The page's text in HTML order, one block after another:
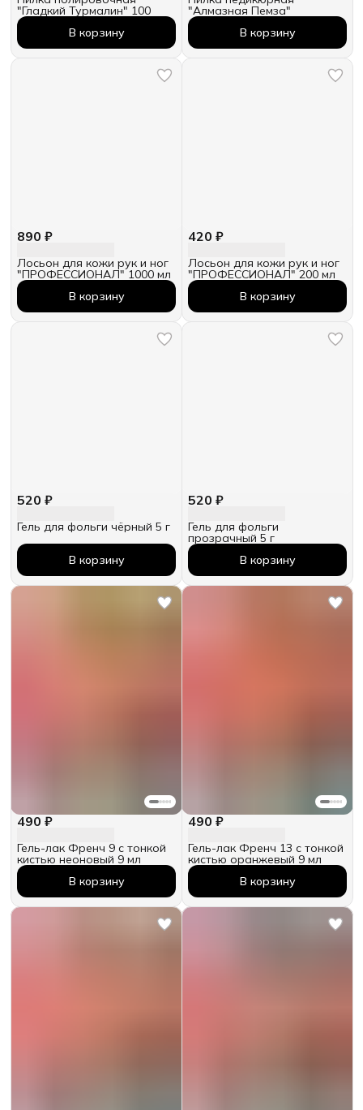
"Гладкий Турмалин" 100
В корзину
"Алмазная Пемза"
В корзину
890 ₽
Лосьон для кожи рук и ног
"ПРОФЕССИОНАЛ" 1000 мл
В корзину
420 ₽
Лосьон для кожи рук и ног
"ПРОФЕССИОНАЛ" 200 мл
В корзину
520 ₽
Гель для фольги чёрный 5 г
В корзину
520 ₽
Гель для фольги
прозрачный 5 г
В корзину
490 ₽
Гель-лак Френч 9 с тонкой
кистью неоновый 9 мл
В корзину
490 ₽
Гель-лак Френч 13 с тонкой
кистью оранжевый 9 мл
В корзину